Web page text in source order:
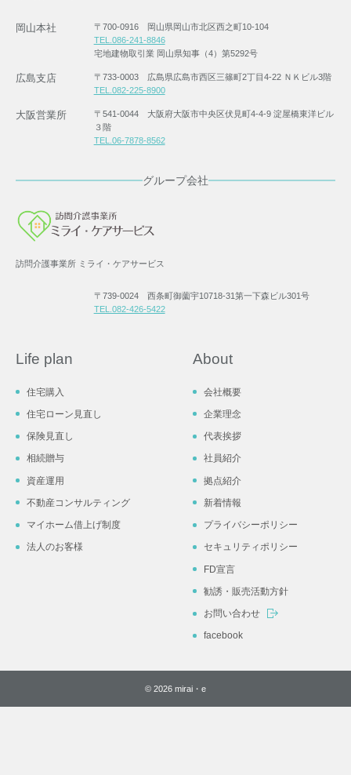
岡山本社
〒700-0916 岡山県岡山市北区西之町10-104
TEL.086-241-8846
宅地建物取引業 岡山県知事（4）第5292号
広島支店
〒733-0003 広島県広島市西区三篠町2丁目4-22 ＮＫビル3階
TEL.082-225-8900
大阪営業所
〒541-0044 大阪府大阪市中央区伏見町4-4-9 淀屋橋東洋ビル
３階
TEL.06-7878-8562
グループ会社
訪問介護事業所 ミライ・ケアサービス
〒739-0024 西条町御薗宇10718-31第一下森ビル301号
TEL.082-426-5422
Life plan
住宅購入
住宅ローン見直し
保険見直し
相続贈与
資産運用
不動産コンサルティング
マイホーム借上げ制度
法人のお客様
About
会社概要
企業理念
代表挨拶
社員紹介
拠点紹介
新着情報
プライバシーポリシー
セキュリティポリシー
FD宣言
勧誘・販売活動方針
お問い合わせ
facebook
© 2026 mirai・e